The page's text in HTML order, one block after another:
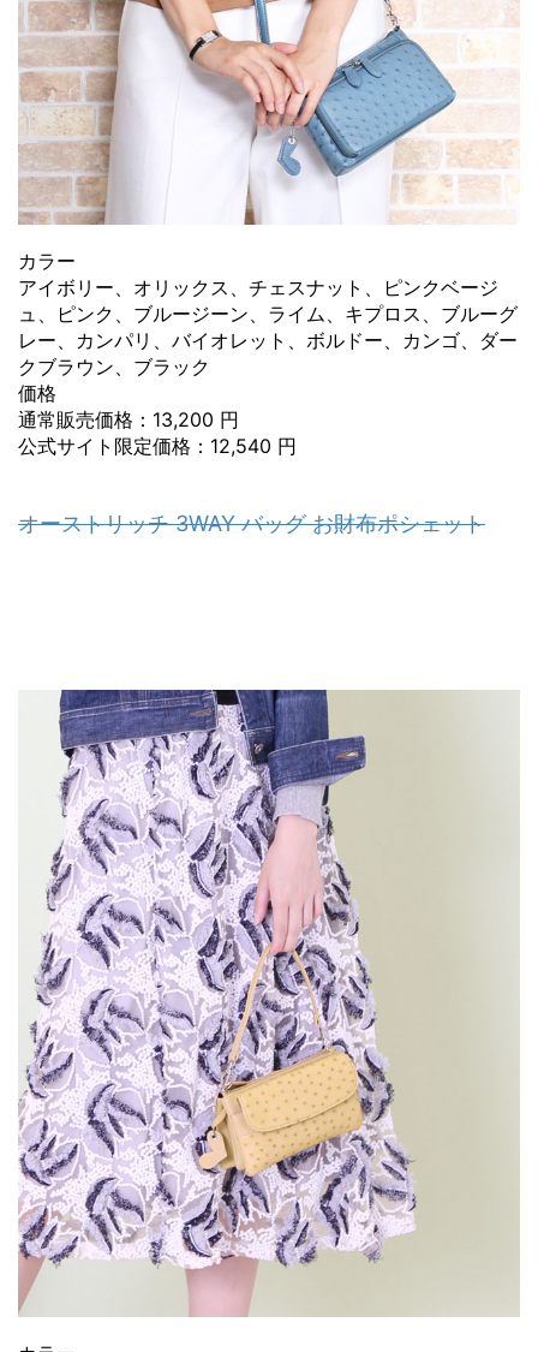
カラー
アイボリー、オリックス、チェスナット、ピンクベージ
ュ、ピンク、ブルージーン、ライム、キプロス、ブルーグ
レー、カンパリ、バイオレット、ボルドー、カンゴ、ダー
クブラウン、ブラック
価格
通常販売価格：13,200 円
公式サイト限定価格：12,540 円
オーストリッチ 3WAY バッグ お財布ポシェット